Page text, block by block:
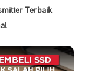
Terbaik